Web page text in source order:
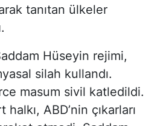
tanıtan ülkeler
Hüseyin rejimi,
silah kullandı.
masum sivil katledildi.
ABD’nin çıkarları